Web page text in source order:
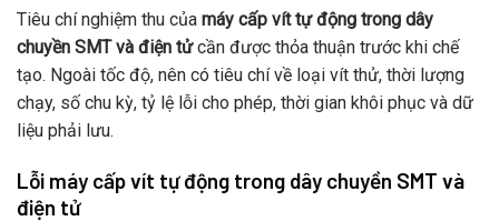
Tiêu chí nghiệm thu của máy cấp vít tự động trong dây
chuyền SMT và điện tửcần được thỏa thuận trước khi chế
tạo. Ngoài tốc độ, nên có tiêu chí về loại vít thử, thời lượng
chạy, số chu kỳ, tỷ lệ lỗi cho phép, thời gian khôi phục và dữ
liệu phải lưu.
Lỗi máy cấp vít tự động trong dây chuyền SMT và
điện tử